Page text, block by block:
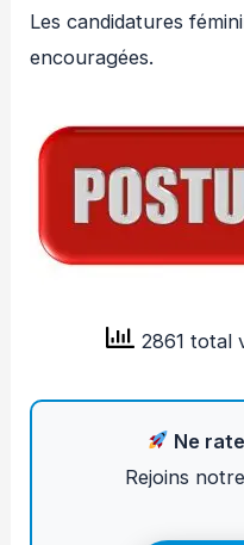
Les candidatures
encouragées.
2861 total
Ne
Rejoins